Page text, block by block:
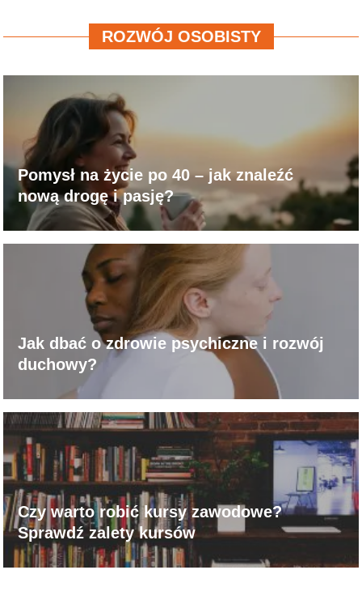
ROZWÓJ OSOBISTY
Pomysł na życie po 40 – jak znaleźć
nową drogę i pasję?
Jak dbać o zdrowie psychiczne i rozwój
duchowy?
Czy warto robić kursy zawodowe?
Sprawdź zalety kursów